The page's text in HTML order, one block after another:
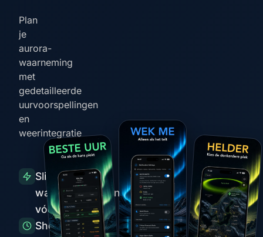
Plan
je
aurora-
waarneming
met
gedetailleerde
uurvoorspellingen
en
weerintegratie
Slimme
waarschuwingen
vóór pieken
Short-